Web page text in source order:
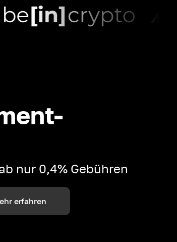
nur 0,4% Gebühren
erfahren